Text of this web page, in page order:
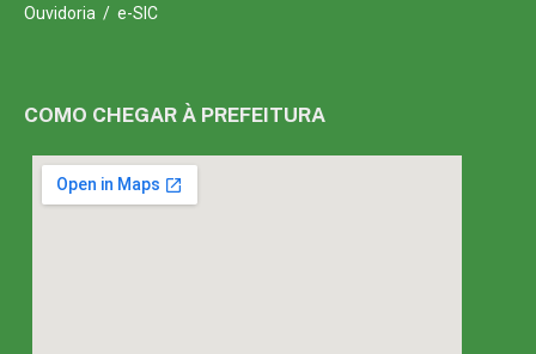
Ouvidoria / e-SIC
COMO CHEGAR À PREFEITURA